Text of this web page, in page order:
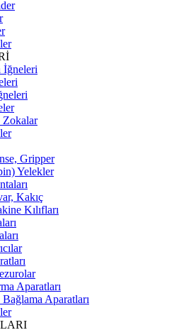
İğneleri
Zokalar
Gripper
Yelekler
Kakıç
Kılıfları
Aparatları
Aparatları